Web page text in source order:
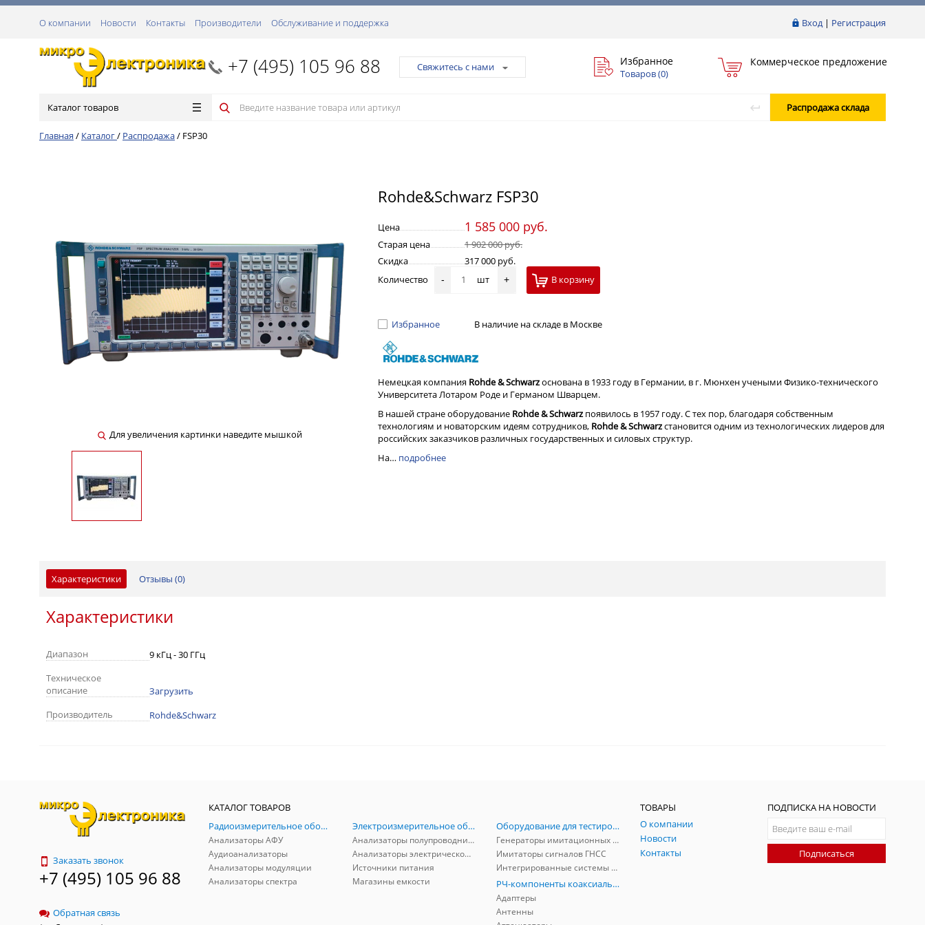
Вход| Регистрация
О компании Новости Контакты Производители Обслуживание и поддержка
+7 (495) 105 96 88 Свяжитесь с нами Избранное
Товаров (0)
Коммерческое предложение
Каталог товаров Распродажа склада
Главная / Каталог/ Распродажа/ FSP30
Для увеличения картинки наведите мышкой
Rohde&Schwarz FSP30
Цена 1 585 000 руб.
Старая цена
1 902 000 руб.
Скидка
317 000 руб.
Количество
- шт + В корзину
Избранное В наличие на складе в Москве
Немецкая компания Rohde & Schwarzоснована в 1933 году в Германии, в г. Мюнхен учеными Физико-технического
Университета Лотаром Роде и Германом Шварцем.
В нашей стране оборудование Rohde & Schwarzпоявилось в 1957 году. С тех пор, благодаря собственным
технологиям и новаторским идеям сотрудников, Rohde & Schwarzстановится одним из технологических лидеров для
российских заказчиков различных государственных и силовых структур.
На… подробнее
Характеристики Отзывы (0)
Характеристики
Диапазон
9 кГц - 30 ГГц
Техническое
описание
Загрузить
Производитель
Rohde&Schwarz
Заказать звонок
+7 (495) 105 96 88
Обратная связь
КАТАЛОГ ТОВАРОВ
Радиоизмерительное оборудование
Анализаторы АФУ
Аудиоанализаторы
Анализаторы модуляции
Анализаторы спектра
Электроизмерительное оборудование
Анализаторы полупроводников
Анализаторы электрической мощности
Источники питания
Магазины емкости
Оборудование для тестирования и симуляции ГНСС
Генераторы имитационных и заградительных помех
Имитаторы сигналов ГНСС
Интегрированные системы защиты от ГНСС-помех
РЧ-компоненты коаксиальные
Адаптеры
Антенны
ТОВАРЫ
О компании
Новости
Контакты
ПОДПИСКА НА НОВОСТИ
Подписаться